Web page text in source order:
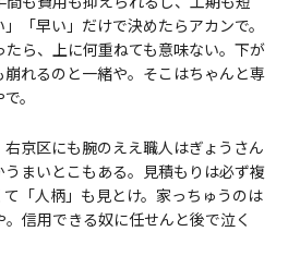
「早い」だけで決めたらアカンで。
ら、上に何重ねても意味ない。下が
れるのと一緒や。そこはちゃんと専
。
京区にも腕のええ職人はぎょうさん
まいとこもある。見積もりは必ず複
「人柄」も見とけ。家っちゅうのは
信用できる奴に任せんと後で泣く